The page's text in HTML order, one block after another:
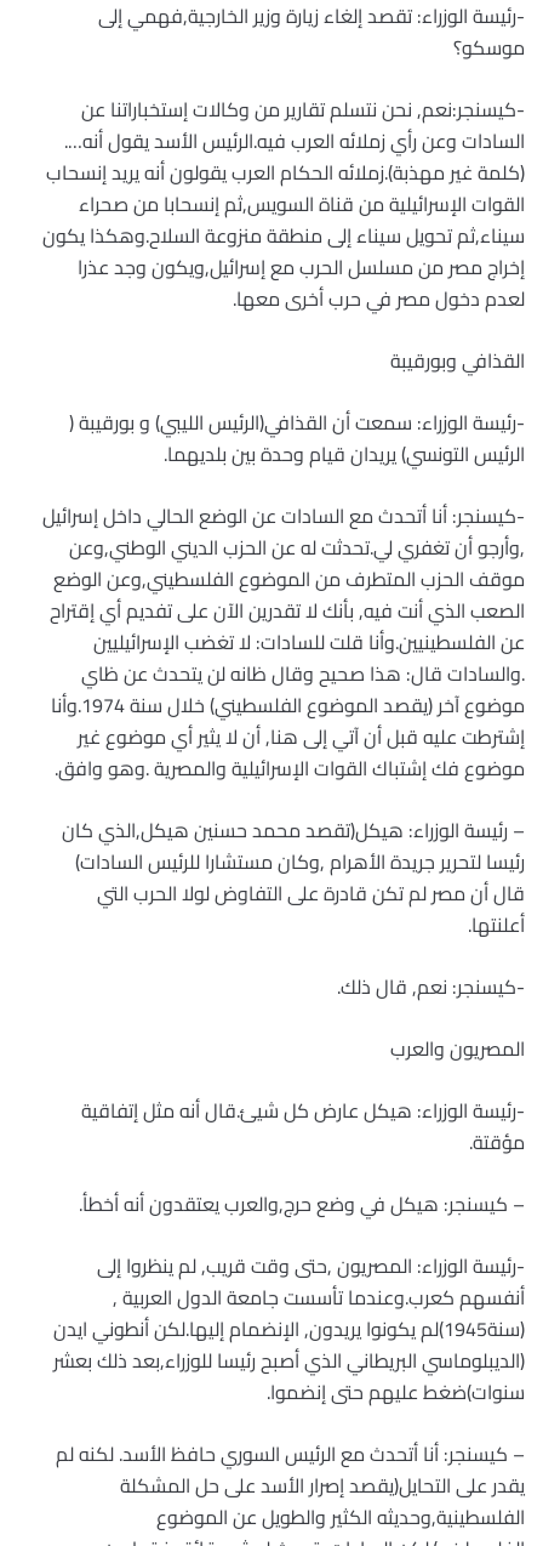
-رئيسة الوزراء: تقصد إلغاء زيارة وزير الخارجية,فهمي إلى
موسكو؟
-كيسنجر:نعم, نحن نتسلم تقارير من وكالات إستخباراتنا عن
السادات وعن رأي زملائه العرب فيه.الرئيس الأسد يقول أنه….
(كلمة غير مهذبة).زملائه الحكام العرب يقولون أنه يريد إنسحاب
القوات الإسرائيلية من قناة السويس,ثم إنسحابا من صحراء
سيناء,ثم تحويل سيناء إلى منطقة منزوعة السلاح.وهكذا يكون
إخراج مصر من مسلسل الحرب مع إسرائيل,ويكون وجد عذرا
لعدم دخول مصر في حرب أخرى معها.
القذافي وبورقيبة
-رئيسة الوزراء: سمعت أن القذافي(الرئيس الليبي) و بورقيبة (
الرئيس التونسي) يريدان قيام وحدة بين بلديهما.
-كيسنجر: أنا أتحدث مع السادات عن الوضع الحالي داخل إسرائيل
,وأرجو أن تغفري لي.تحدثت له عن الحزب الديني الوطني,وعن
موقف الحزب المتطرف من الموضوع الفلسطيني,وعن الوضع
الصعب الذي أنت فيه, بأنك لا تقدرين الآن على تفديم أي إقتراح
عن الفلسطينيين.وأنا قلت للسادات: لا تغضب الإسرائيليين
.والسادات قال: هذا صحيح وقال ظانه لن يتحدث عن ظاي
موضوع آخر (يقصد الموضوع الفلسطيني) خلال سنة 1974.وأنا
إشترطت عليه قبل أن آتي إلى هنا, أن لا يثير أي موضوع غير
موضوع فك إشتباك القوات الإسرائيلية والمصرية .وهو وافق.
– رئيسة الوزراء: هيكل(تقصد محمد حسنين هيكل,الذي كان
رئيسا لتحرير جريدة الأهرام ,وكان مستشارا للرئيس السادات)
قال أن مصر لم تكن قادرة على التفاوض لولا الحرب التي
أعلنتها.
-كيسنجر: نعم, قال ذلك.
المصريون والعرب
-رئيسة الوزراء: هيكل عارض كل شيئ.قال أنه مثل إتفاقية
مؤقتة.
– كيسنجر: هيكل في وضع حرج,والعرب يعتقدون أنه أخطأ.
-رئيسة الوزراء: المصريون ,حتى وقت قريب, لم ينظروا إلى
أنفسهم كعرب.وعندما تأسست جامعة الدول العربية ,
(سنة1945)لم يكونوا يريدون, الإنضمام إليها.لكن أنطوني ايدن
(الديبلوماسي البريطاني الذي أصبح رئيسا للوزراء,بعد ذلك بعشر
سنوات)ضغط عليهم حتى إنضموا.
– كيسنجر: أنا أتحدث مع الرئيس السوري حافظ الأسد. لكنه لم
يقدر على التحايل(يقصد إصرار الأسد على حل المشكلة
الفلسطينية,وحديثه الكثير والطويل عن الموضوع